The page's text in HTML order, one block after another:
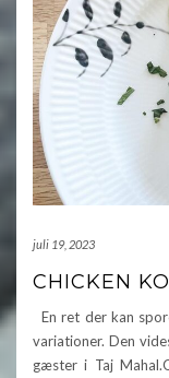
juli 19, 2023
CHICKEN
En ret der kan
variationer. Den
gæster i Taj